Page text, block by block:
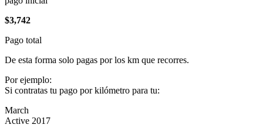
$3,742
Pago total
De esta forma solo pagas por los km que recorres.
Por ejemplo:
Si contratas tu pago por kilómetro para tu:
March
Active 2017